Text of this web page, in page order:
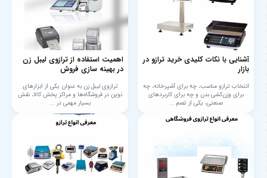
آشنایی با نکات کلیدی خرید ترازو در
بازار
انتخاب ترازو مناسب، چه برای آشپزخانه، چه
برای وزن‌کشی بدن و چه برای کاربردهای
صنعتی، یکی از تصم ...
اهمیت استفاده از ترازوی لیبل زن
در بهینه سازی فروش
ترازوی لیبل زن به عنوان یکی از ابزارهای
نوین در فروشگاه‌ها و مراکز پخش کالا، نقش
بسیار مهمی در ...